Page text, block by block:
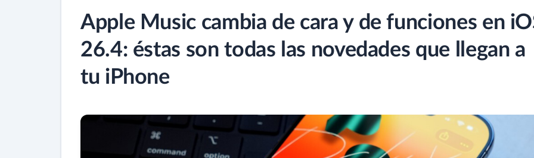
Apple Music cambia de cara y de funciones en
26.4: éstas son todas las novedades que llegan a
tu iPhone